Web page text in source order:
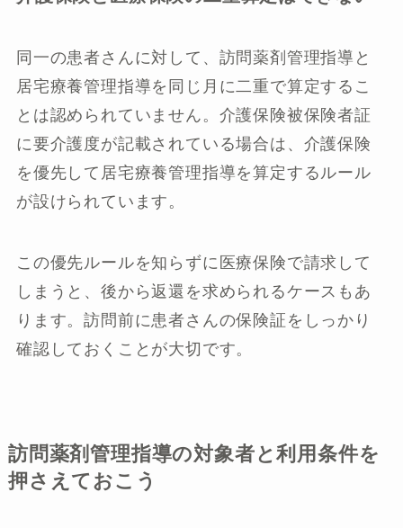
同一の患者さんに対して、訪問薬剤管理指導と
居宅療養管理指導を同じ月に二重で算定するこ
とは認められていません。介護保険被保険者証
に要介護度が記載されている場合は、介護保険
を優先して居宅療養管理指導を算定するルール
が設けられています。
この優先ルールを知らずに医療保険で請求して
しまうと、後から返還を求められるケースもあ
ります。訪問前に患者さんの保険証をしっかり
確認しておくことが大切です。
訪問薬剤管理指導の対象者と利用条件を
押さえておこう